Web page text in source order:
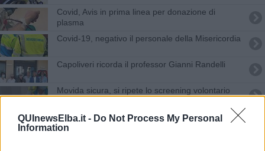
QUInewsElba.it - Do Not Process My Personal
Information
Covid, Avis in prima linea per donazione di
plasma
Covid-19, negativo il personale della Misericordia
Capoliveri ricorda il professor Gianni Randelli
Movida sicura, si ripete lo screening volontario
Due bambini positivi, chiuse materna e medie